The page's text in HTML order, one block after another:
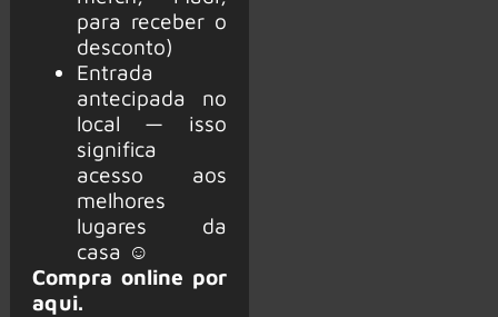
para receber o
desconto)
Entrada
antecipada no
local — isso
significa
acesso aos
melhores
lugares da
casa ☺
Compra online por
aqui.